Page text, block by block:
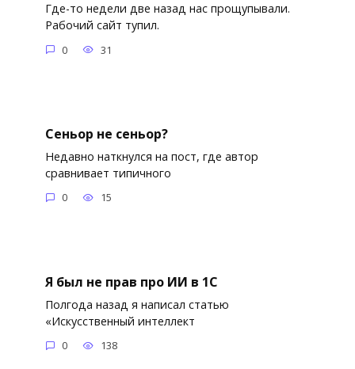
Где-то недели две назад нас прощупывали.
Рабочий сайт тупил.
0 31
Сеньор не сеньор?
Недавно наткнулся на пост, где автор
сравнивает типичного
0 15
Я был не прав про ИИ в 1С
Полгода назад я написал статью
«Искусственный интеллект
0 138